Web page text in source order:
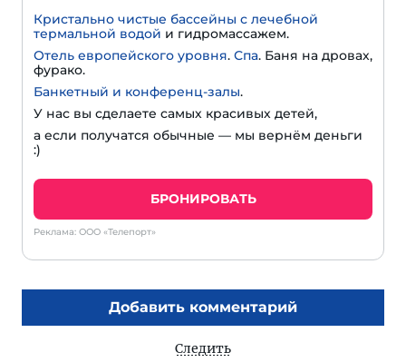
Кристально чистые бассейны с лечебной
термальной водой и гидромассажем.
Отель европейского уровня. Спа. Баня на дровах,
фурако.
Банкетный и конференц-залы.
У нас вы сделаете самых красивых детей,
а если получатся обычные — мы вернём деньги
:)
БРОНИРОВАТЬ
Реклама: ООО «Телепорт»
Добавить комментарий
Следить